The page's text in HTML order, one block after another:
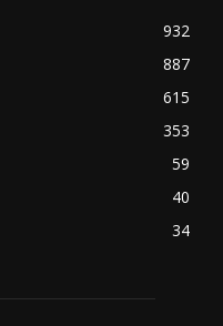
932
887
615
353
59
40
34